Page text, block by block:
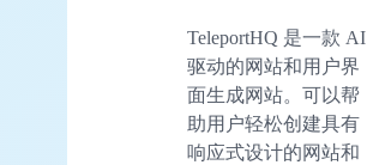
TeleportHQ 是一款 AI
驱动的网站和用户界
面生成网站。可以帮
助用户轻松创建具有
响应式设计的网站和